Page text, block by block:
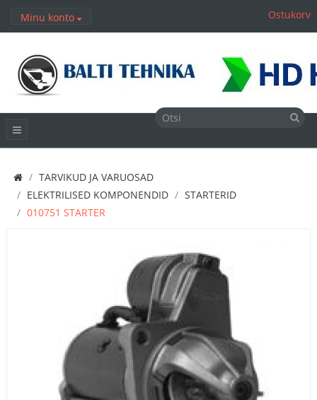
Minu konto Ostukorv
TARVIKUD JA VARUOSAD
ELEKTRILISED KOMPONENDID
STARTERID
010751 STARTER